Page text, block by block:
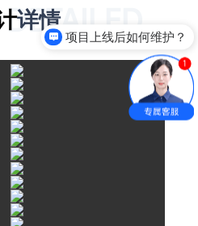
详情
DETAILED
项目上线后如何维护？